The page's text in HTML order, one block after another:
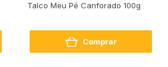
Talco Meu Pé Canforado 100g
Comprar